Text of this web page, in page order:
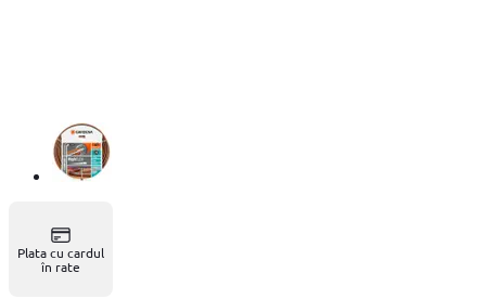
Plata cu cardul
în rate